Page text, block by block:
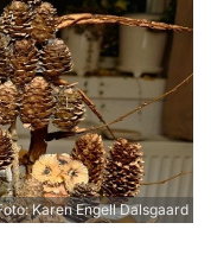
Karen Engell Dalsgaard